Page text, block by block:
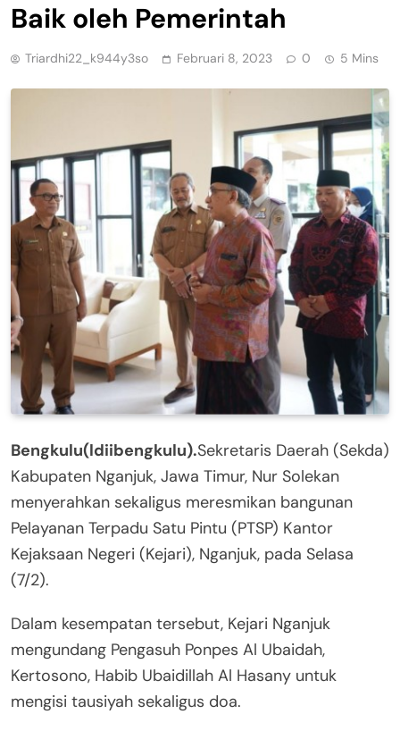
Baik oleh Pemerintah
Triardhi22_k944y3so Februari 8, 2023 0 5 Mins
Bengkulu(ldiibengkulu).Sekretaris Daerah (Sekda)
Kabupaten Nganjuk, Jawa Timur, Nur Solekan
menyerahkan sekaligus meresmikan bangunan
Pelayanan Terpadu Satu Pintu (PTSP) Kantor
Kejaksaan Negeri (Kejari), Nganjuk, pada Selasa
(7/2).
Dalam kesempatan tersebut, Kejari Nganjuk
mengundang Pengasuh Ponpes Al Ubaidah,
Kertosono, Habib Ubaidillah Al Hasany untuk
mengisi tausiyah sekaligus doa.